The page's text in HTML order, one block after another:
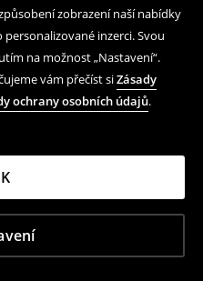
zobrazení naší nabídky
inzerci. Svou
na možnost „Nastavení“.
vám přečíst siZásady
ochrany osobních údajů.
osobních údajů
soud v Praze oddíl C,